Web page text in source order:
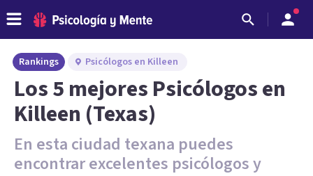
Rankings Psicólogos en Killeen
Los 5 mejores Psicólogos en
Killeen (Texas)
En esta ciudad texana puedes
encontrar excelentes psicólogos y